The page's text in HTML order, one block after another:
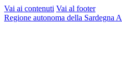
Vai ai contenuti Vai al footer
Regione autonoma della Sardegna